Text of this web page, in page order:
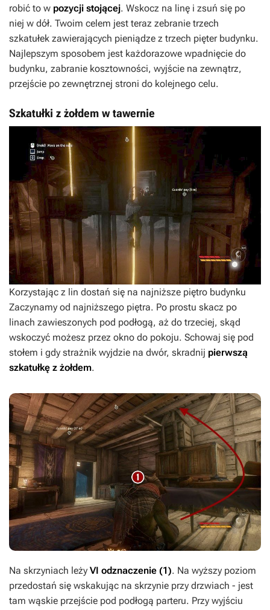
robić to w pozycji stojącej. Wskocz na linę i zsuń się po
niej w dół. Twoim celem jest teraz zebranie trzech
szkatułek zawierających pieniądze z trzech pięter budynku.
Najlepszym sposobem jest każdorazowe wpadnięcie do
budynku, zabranie kosztowności, wyjście na zewnątrz,
przejście po zewnętrznej stroni do kolejnego celu.
Szkatułki z żołdem w tawernie
Korzystając z lin dostań się na najniższe piętro budynku
Zaczynamy od najniższego piętra. Po prostu skacz po
linach zawieszonych pod podłogą, aż do trzeciej, skąd
wskoczyć możesz przez okno do pokoju. Schowaj się pod
stołem i gdy strażnik wyjdzie na dwór, skradnij pierwszą
szkatułkę z żołdem.
Na skrzyniach leży VI odznaczenie (1). Na wyższy poziom
przedostań się wskakując na skrzynie przy drzwiach - jest
tam wąskie przejście pod podłogą parteru. Przy wyjściu